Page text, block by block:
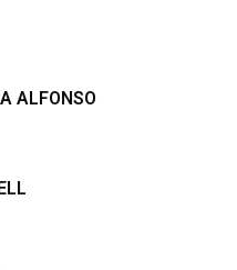
ALFONSO